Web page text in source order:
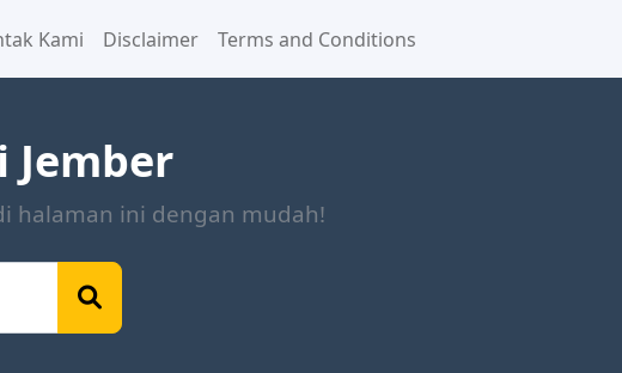
Kami Disclaimer Terms and Conditions
Jember
halaman ini dengan mudah!